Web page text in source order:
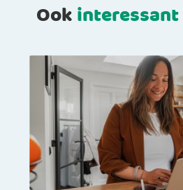
Ookinteressant